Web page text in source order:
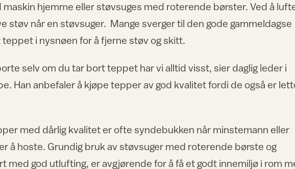
maskin hjemme eller støvsuges med roterende børster. Ved å
støv når en støvsuger. Mange sverger til den gode gammeldagse
i nysnøen for å fjerne støv og skitt.
selv om du tar bort teppet har vi alltid visst, sier daglig leder i
Han anbefaler å kjøpe tepper av god kvalitet fordi de også er
med dårlig kvalitet er ofte syndebukken når minstemann eller
å hoste. Grundig bruk av støvsuger med roterende børste og
med god utlufting, er avgjørende for å få et godt innemiljø i rom